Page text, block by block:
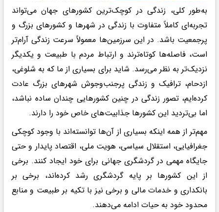
به‌طور کلی، زندگی در کوچک‌ترین کشورهای جهان می‌تواند
تجربه‌ای کاملاً متفاوت با زندگی در شهرها و کشور‌های بزرگ و
پرجمعیت باشد. در این سرزمین‌ها معمولاً سرعت زندگی آرام‌تر
است، فاصله‌ها کوتاه‌ترند و ارتباط مردم با طبیعت و یکدیگر
نزدیک‌تر به نظر می‌رسد. شاید برای بسیاری از ما که به شلوغی،
ازدحام، ترافیک و زندگی پرجنب‌وجوش شهرهای بزرگ عادت
کرده‌ایم، تصور زندگی در چنین کشورهایی چندان ساده نباشد،
اما بی‌تردید این کشورها جذابیت‌های خاص خود را دارند.
مهم‌تر از همه اینکه بسیاری از آن‌ها توانسته‌اند با وجود کوچکی
جغرافیایی، استقلال سیاسی، هویت ملی، اقتصاد پایدار و حتی
جایگاه مهمی در گردشگری جهانی برای خود ایجاد کنند. برخی
از این کشورها بر پایه گردشگری رشد کرده‌اند، برخی بر
بانکداری و خدمات مالی و برخی نیز با تکیه بر طبیعت و منابع
محدود خود به حیات ادامه می‌دهند.